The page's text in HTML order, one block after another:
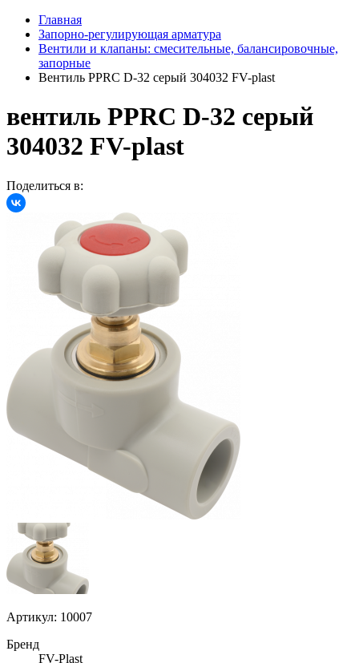
Главная
Запорно-регулирующая арматура
Вентили и клапаны: смесительные, балансировочные,
запорные
Вентиль PPRC D-32 серый 304032 FV-plast
вентиль PPRC D-32 серый
304032 FV-plast
Поделиться в:
Артикул: 10007
Бренд
FV-Plast